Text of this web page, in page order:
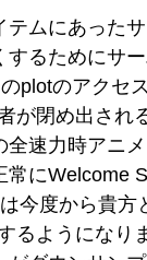
テムにあった
するためにサ
plotのアクセ
が閉め出され
全速力時アニ
常にWelcome
今度から貴
るようになり